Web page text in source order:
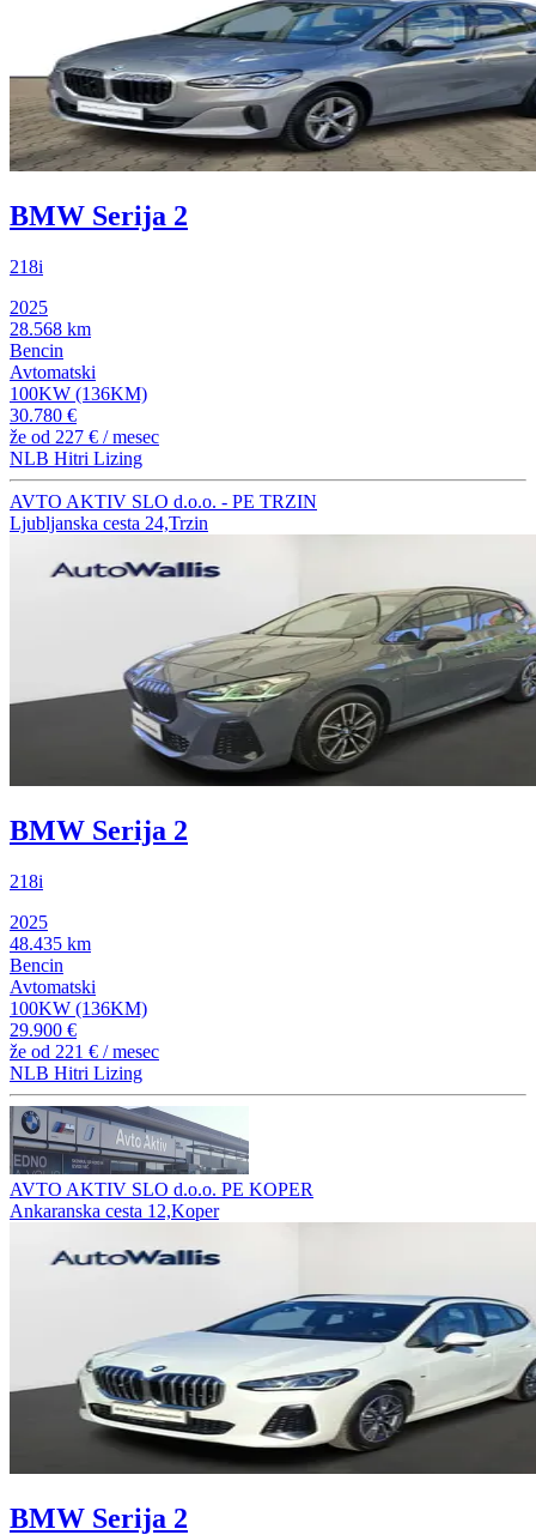
BMW Serija 2
218i
2025
28.568 km
Bencin
Avtomatski
100KW (136KM)
30.780 €
že od 227 € / mesec
NLB Hitri Lizing
AVTO AKTIV SLO d.o.o. - PE TRZIN
Ljubljanska cesta 24,Trzin
BMW Serija 2
218i
2025
48.435 km
Bencin
Avtomatski
100KW (136KM)
29.900 €
že od 221 € / mesec
NLB Hitri Lizing
AVTO AKTIV SLO d.o.o. PE KOPER
Ankaranska cesta 12,Koper
BMW Serija 2